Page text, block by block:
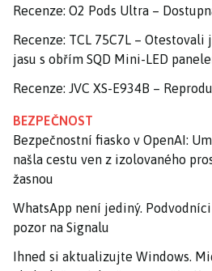
Recenze: O2 Pods Ultra –
Recenze: TCL 75C7L – Otestovali
jasu s obřím SQD Mini-LED
Recenze: JVC XS-E934B –
BEZPEČNOST
Bezpečnostní fiasko v OpenAI:
našla cestu ven z izolovaného
žasnou
WhatsApp není jediný.
pozor na Signalu
Ihned si aktualizujte Windows.